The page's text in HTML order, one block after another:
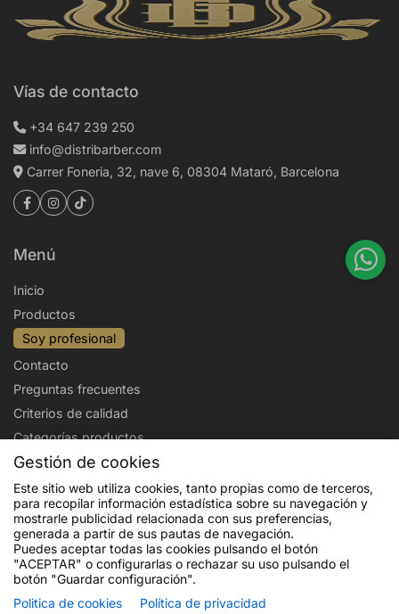
Gestión de cookies
Este sitio web utiliza cookies, tanto propias como de terceros,
para recopilar información estadística sobre su navegación y
mostrarle publicidad relacionada con sus preferencias,
generada a partir de sus pautas de navegación.
Puedes aceptar todas las cookies pulsando el botón
"ACEPTAR" o configurarlas o rechazar su uso pulsando el
botón "Guardar configuración".
Politica de cookies
Política de privacidad
Vías de contacto
+34 647 239 250
info@distribarber.com
Carrer Foneria, 32, nave 6, 08304 Mataró, Barcelona
Menú
Inicio
Productos
Soy profesional
Contacto
Preguntas frecuentes
Criterios de calidad
Categorías productos
Aviso legal
Política de privacidad
Politica de cookies
Condiciones de venta
Envíos y devoluciones